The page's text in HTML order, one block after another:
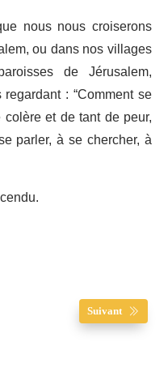
nous nous croiserons
ou dans nos villages
de Jérusalem,
: “Comment se
et de tant de peur,
parler, à se chercher, à
Suivant